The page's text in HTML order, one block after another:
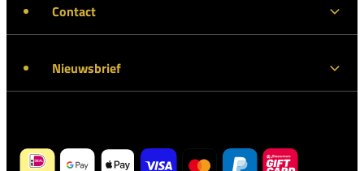
Contact
Nieuwsbrief